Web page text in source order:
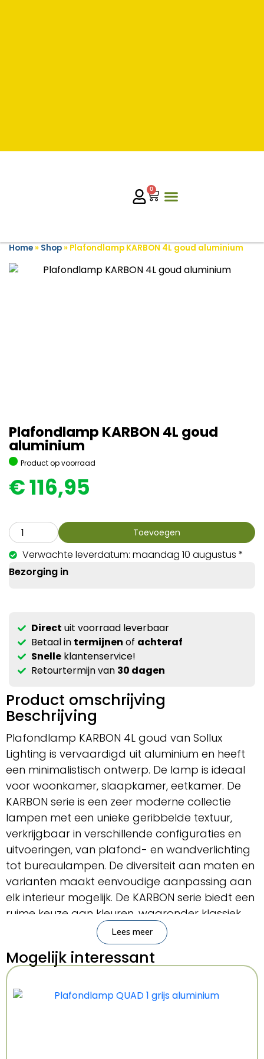
0
Home» Shop» Plafondlamp KARBON 4L goud aluminium
Plafondlamp KARBON 4L goud
aluminium
Product op voorraad
€116,95
Toevoegen
Verwachte leverdatum: maandag 10 augustus *
Bezorging in
Direct uit voorraad leverbaar
Betaal in termijnen of achteraf
Snelleklantenservice!
Retourtermijn van 30 dagen
Product omschrijving
Beschrijving
Plafondlamp KARBON 4L goud van Sollux
Lighting is vervaardigd uit aluminium en heeft
een minimalistisch ontwerp. De lamp is ideaal
voor woonkamer, slaapkamer, eetkamer. De
KARBON serie is een zeer moderne collectie
lampen met een unieke geribbelde textuur,
verkrijgbaar in verschillende configuraties en
uitvoeringen, van plafond- en wandverlichting
tot bureaulampen. De diversiteit aan maten en
varianten maakt eenvoudige aanpassing aan
elk interieur mogelijk. De KARBON serie biedt een
ruime keuze aan kleuren, waaronder klassiek
wit en elegant zwart, waardoor ze gemakkelijk
in elke ruimte past. Daarnaast is ze verkrijgbaar
in kleuren als goud, beige, olijfgroen en
okerrood, waardoor ze ideaal is voor moderne
interieurs en daarbuiten.
Lees meer
Mogelijk interessant